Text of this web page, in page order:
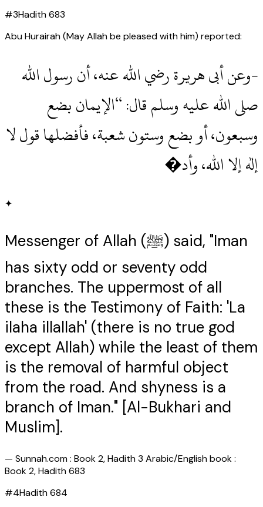
#3Hadith683
Abu Hurairah (May Allah be pleased with him) reported:
-وعن أبى هريرة رضي الله عنه، أن رسول الله
صلى الله عليه وسلم قال‏:‏ “الإيمان بضع
وسبعون، أو بضع وستون شعبة، فأفضلها قول لا
إله إلا الله، وأد�
✦
Messenger of Allah (ﷺ) said, "Iman
has sixty odd or seventy odd
branches. The uppermost of all
these is the Testimony of Faith: 'La
ilaha illallah' (there is no true god
except Allah) while the least of them
is the removal of harmful object
from the road. And shyness is a
branch of Iman." [Al-Bukhari and
Muslim].
— Sunnah.com : Book 2, Hadith 3 Arabic/English book :
Book 2, Hadith 683
#4Hadith684